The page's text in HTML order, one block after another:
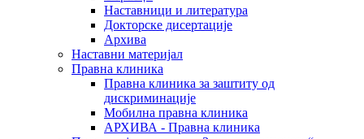
Наставници и литература
Докторске дисертације
Архива
Наставни материјал
Правна клиника
Правна клиника за заштиту од
дискриминације
Мобилна правна клиника
АРХИВА - Правна клиника